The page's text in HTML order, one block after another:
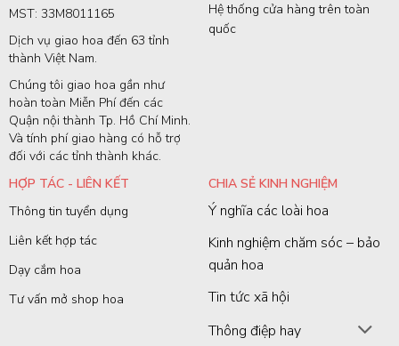
MST: 33M8011165
Dịch vụ giao hoa đến 63 tỉnh
thành Việt Nam.
Chúng tôi giao hoa gần như
hoàn toàn Miễn Phí đến các
Quận nội thành Tp. Hồ Chí Minh.
Và tính phí giao hàng có hỗ trợ
đối với các tỉnh thành khác.
Hệ thống cửa hàng trên toàn
quốc
HỢP TÁC - LIÊN KẾT
Thông tin tuyển dụng
Liên kết hợp tác
Dạy cắm hoa
Tư vấn mở shop hoa
CHIA SẺ KINH NGHIỆM
Ý nghĩa các loài hoa
Kinh nghiệm chăm sóc – bảo
quản hoa
Tin tức xã hội
Thông điệp hay